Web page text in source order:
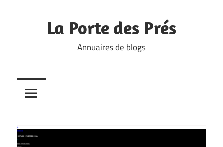
La Porte des Prés
Annuaires de blogs